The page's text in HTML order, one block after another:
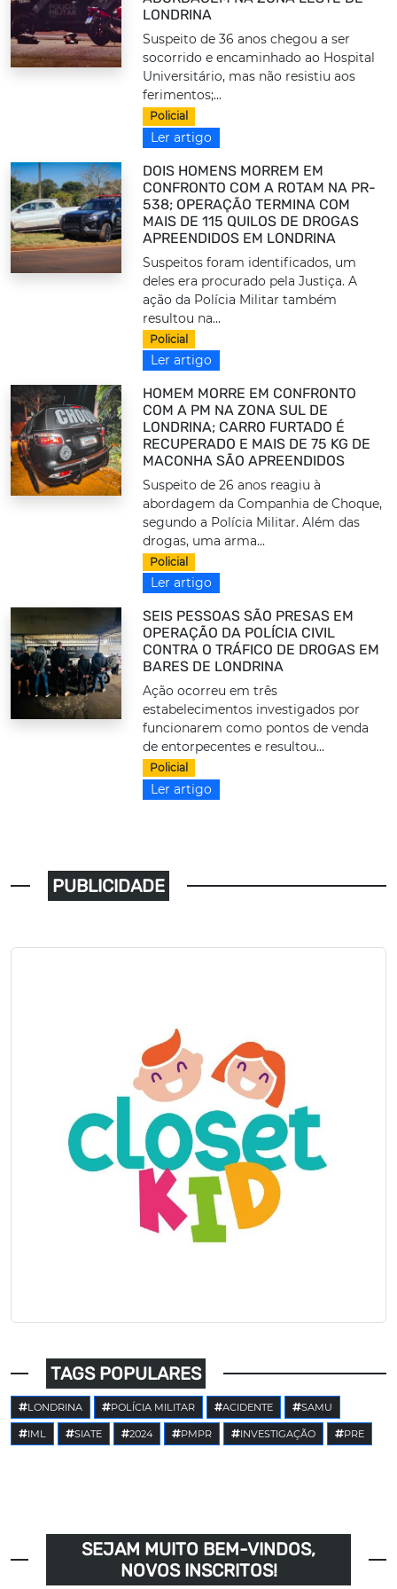
LONDRINA
Suspeito de 36 anos chegou a ser
socorrido e encaminhado ao Hospital
Universitário, mas não resistiu aos
ferimentos;...
Policial
Ler artigo
DOIS HOMENS MORREM EM
CONFRONTO COM A ROTAM NA PR-
538; OPERAÇÃO TERMINA COM
MAIS DE 115 QUILOS DE DROGAS
APREENDIDOS EM LONDRINA
Suspeitos foram identificados, um
deles era procurado pela Justiça. A
ação da Polícia Militar também
resultou na...
Policial
Ler artigo
HOMEM MORRE EM CONFRONTO
COM A PM NA ZONA SUL DE
LONDRINA; CARRO FURTADO É
RECUPERADO E MAIS DE 75 KG DE
MACONHA SÃO APREENDIDOS
Suspeito de 26 anos reagiu à
abordagem da Companhia de Choque,
segundo a Polícia Militar. Além das
drogas, uma arma...
Policial
Ler artigo
SEIS PESSOAS SÃO PRESAS EM
OPERAÇÃO DA POLÍCIA CIVIL
CONTRA O TRÁFICO DE DROGAS EM
BARES DE LONDRINA
Ação ocorreu em três
estabelecimentos investigados por
funcionarem como pontos de venda
de entorpecentes e resultou...
Policial
Ler artigo
PUBLICIDADE
TAGS POPULARES
LONDRINA POLÍCIA MILITAR ACIDENTE SAMU
IML SIATE 2024 PMPR INVESTIGAÇÃO PRE
SEJAM MUITO BEM-VINDOS,
NOVOS INSCRITOS!